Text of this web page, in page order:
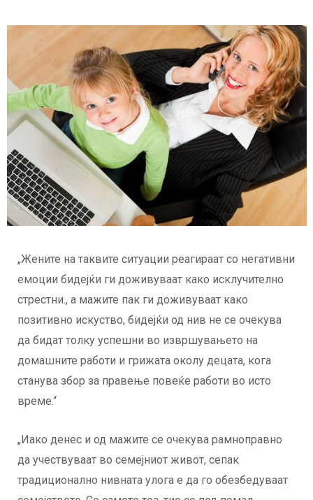
„Жените на таквите ситуации реагираат со негативни
емоции бидејќи ги доживуваат како исклучително
стрестни., а мажите пак ги доживуваат како
позитивно искуство, бидејќи од нив не се очекува
да бидат толку успешни во извршувањето на
домашните работи и грижата околу децата, кога
станува збор за правење повеќе работи во исто
време.“
„Иако денес и од мажите се очекува рамноправно
да учествуваат во семејниот живот, сепак
традиционално нивната улога е да го обезбедуваат